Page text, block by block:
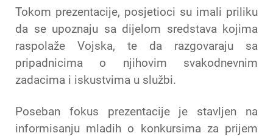
Tokom prezentacije, posjetioci su imali priliku
da se upoznaju sa dijelom sredstava kojima
raspolaže Vojska, te da razgovaraju sa
pripadnicima o njihovim svakodnevnim
zadacima i iskustvima u službi.
Poseban fokus prezentacije je stavljen na
informisanju mladih o konkursima za prijem